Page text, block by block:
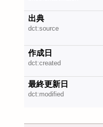
出典
dct:source
作成日
dct:created
最終更新日
dct:modified